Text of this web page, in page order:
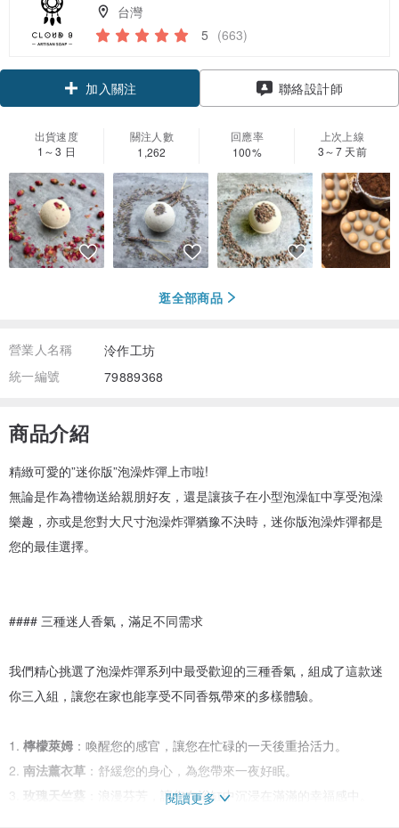
台灣
5 (663)
加入關注 聯絡設計師
出貨速度
1～3 日
關注人數
1,262
回應率
100%
上次上線
3～7 天前
逛全部商品
營業人名稱
泠作工坊
統一編號
79889368
商品介紹
精緻可愛的”迷你版”泡澡炸彈上市啦!
無論是作為禮物送給親朋好友，還是讓孩子在小型泡澡缸中享受泡澡
樂趣，亦或是您對大尺寸泡澡炸彈猶豫不決時，迷你版泡澡炸彈都是
您的最佳選擇。
#### 三種迷人香氣，滿足不同需求
我們精心挑選了泡澡炸彈系列中最受歡迎的三種香氣，組成了這款迷
你三入組，讓您在家也能享受不同香氛帶來的多樣體驗。
1. 檸檬萊姆 ：喚醒您的感官，讓您在忙碌的一天後重拾活力。
2. 南法薰衣草 ：舒緩您的身心，為您帶來一夜好眠。
玫瑰天竺葵 ：浪漫芬芳，讓您在浴缸中沉浸在滿滿的幸福感中。
閱讀更多